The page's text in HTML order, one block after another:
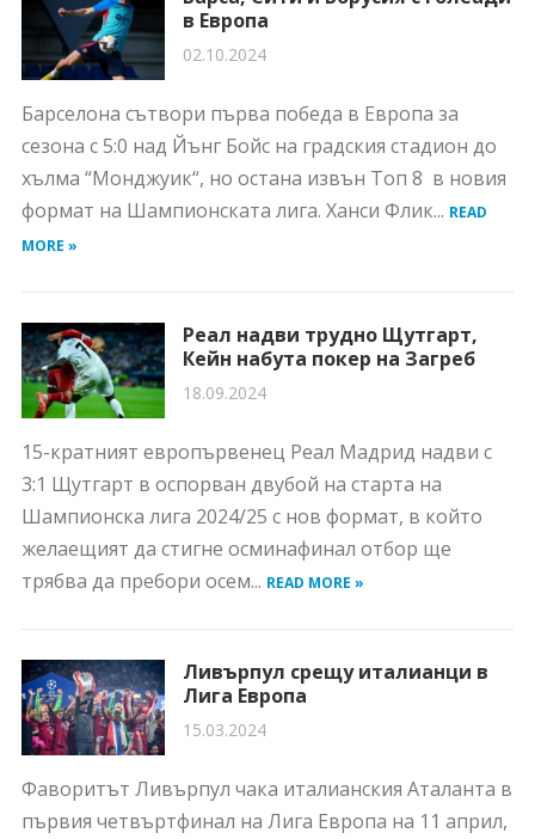
в Европа
02.10.2024
Барселона сътвори първа победа в Европа за
сезона с 5:0 над Йънг Бойс на градския стадион до
хълма “Монджуик“, но остана извън Топ 8 в новия
формат на Шампионската лига. Ханси Флик... READ
MORE »
Реал надви трудно Щутгарт,
Кейн набута покер на Загреб
18.09.2024
15-кратният европървенец Реал Мадрид надви с
3:1 Щутгарт в оспорван двубой на старта на
Шампионска лига 2024/25 с нов формат, в който
желаещият да стигне осминафинал отбор ще
трябва да пребори осем... READ MORE »
Ливърпул срещу италианци в
Лига Европа
15.03.2024
Фаворитът Ливърпул чака италианския Аталанта в
първия четвъртфинал на Лига Европа на 11 април,